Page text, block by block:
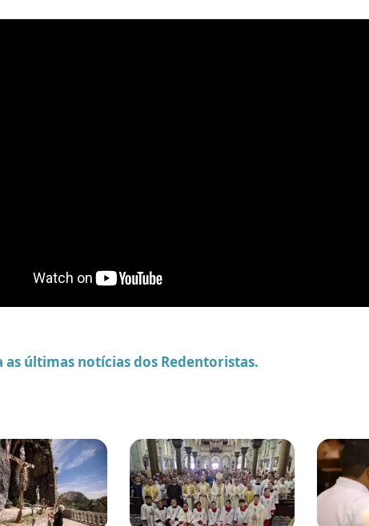
as últimas notícias dos Redentoristas.